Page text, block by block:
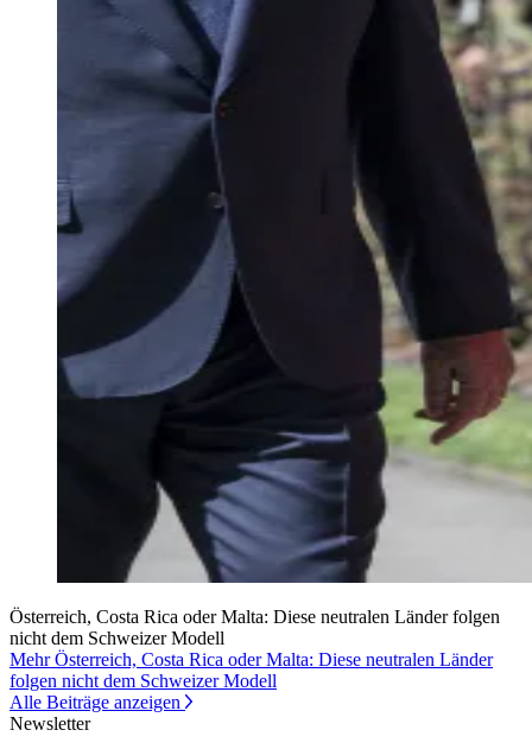
Österreich, Costa Rica oder Malta: Diese neutralen Länder folgen
nicht dem Schweizer Modell
Mehr Österreich, Costa Rica oder Malta: Diese neutralen Länder
folgen nicht dem Schweizer Modell
Alle Beiträge anzeigen
Newsletter